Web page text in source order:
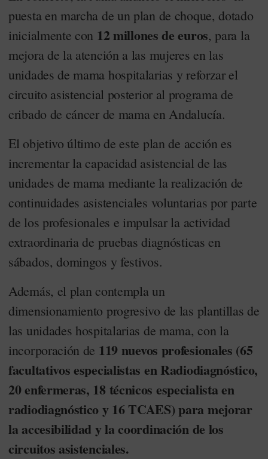
puesta en marcha de un plan de choque, dotado
inicialmente con 12 millones de euros, para la
mejora de la atención a las mujeres en las
unidades de mama hospitalarias y reforzar el
circuito asistencial posterior al programa de
cribado de cáncer de mama en Andalucía.
El objetivo último de este plan de acción es
incrementar la capacidad asistencial de las
unidades de mama mediante la realización de
continuidades asistenciales voluntarias por parte
de los profesionales e impulsar la actividad
extraordinaria de pruebas diagnósticas en
sábados, domingos y festivos.
Además, el plan contempla un
dimensionamiento progresivo de las plantillas de
las unidades hospitalarias de mama, con la
incorporación de 119 nuevos profesionales (65
facultativos especialistas en Radiodiagnóstico,
20 enfermeras, 18 técnicos especialista en
radiodiagnóstico y 16 TCAES) para mejorar
la accesibilidad y la coordinación de los
circuitos asistenciales.